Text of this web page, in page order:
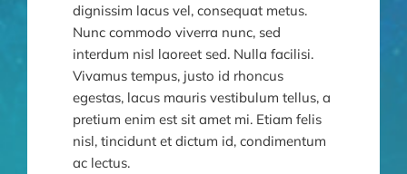
dignissim lacus vel, consequat metus.
Nunc commodo viverra nunc, sed
interdum nisl laoreet sed. Nulla facilisi.
Vivamus tempus, justo id rhoncus
egestas, lacus mauris vestibulum tellus, a
pretium enim est sit amet mi. Etiam felis
nisl, tincidunt et dictum id, condimentum
ac lectus.